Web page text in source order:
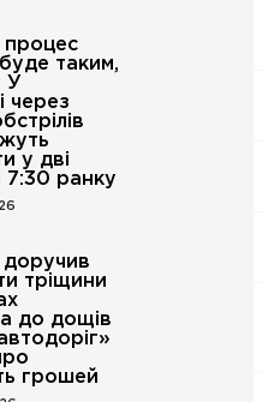
процес
таким,
У
через
у дві
7:30 ранку
доручив
тріщини
до дощів
грошей